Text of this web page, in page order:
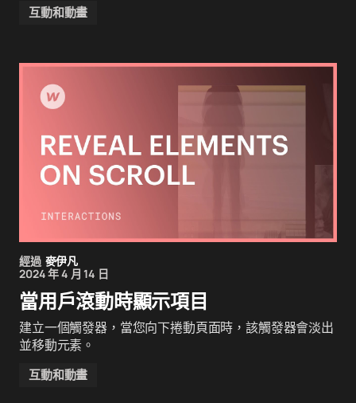
互動和動畫
經過 麥伊凡
2024 年 4 月 14 日
當用戶滾動時顯示項目
建立一個觸發器，當您向下捲動頁面時，該觸發器會淡出
並移動元素。
互動和動畫